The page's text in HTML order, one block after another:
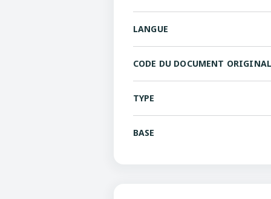
LANGUE
CODE DU DOCUMENT ORIGINAL
TYPE
BASE